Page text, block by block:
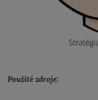
Použité zdroje: